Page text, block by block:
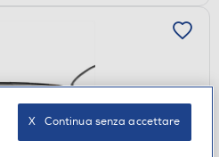
X   Continua senza accettare